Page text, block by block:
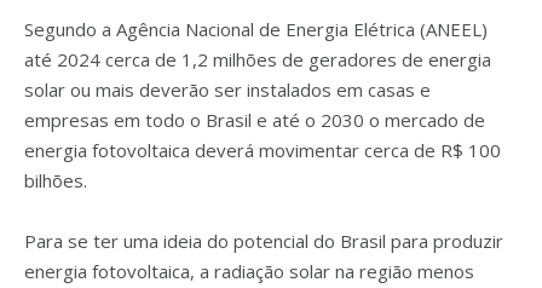
Segundo a Agência Nacional de Energia Elétrica (ANEEL)
até 2024 cerca de 1,2 milhões de geradores de energia
solar ou mais deverão ser instalados em casas e
empresas em todo o Brasil e até o 2030 o mercado de
energia fotovoltaica deverá movimentar cerca de R$ 100
bilhões.
Para se ter uma ideia do potencial do Brasil para produzir
energia fotovoltaica, a radiação solar na região menos